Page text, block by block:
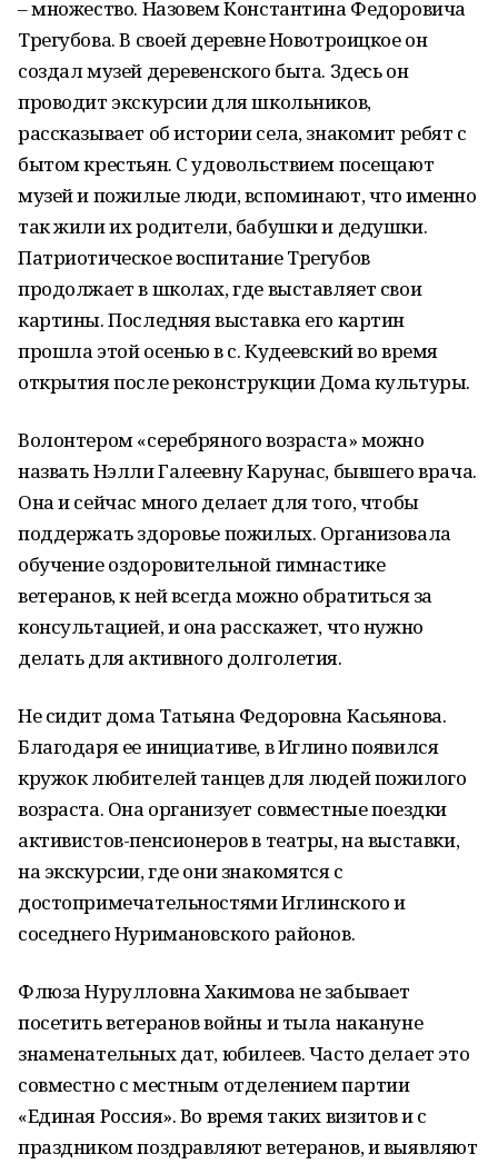
– множество. Назовем Константина Федоровича
Трегубова. В своей деревне Новотроицкое он
создал музей деревенского быта. Здесь он
проводит экскурсии для школьников,
рассказывает об истории села, знакомит ребят с
бытом крестьян. С удовольствием посещают
музей и пожилые люди, вспоминают, что именно
так жили их родители, бабушки и дедушки.
Патриотическое воспитание Трегубов
продолжает в школах, где выставляет свои
картины. Последняя выставка его картин
прошла этой осенью в с. Кудеевский во время
открытия после реконструкции Дома культуры.
Волонтером «серебряного возраста» можно
назвать Нэлли Галеевну Карунас, бывшего врача.
Она и сейчас много делает для того, чтобы
поддержать здоровье пожилых. Организовала
обучение оздоровительной гимнастике
ветеранов, к ней всегда можно обратиться за
консультацией, и она расскажет, что нужно
делать для активного долголетия.
Не сидит дома Татьяна Федоровна Касьянова.
Благодаря ее инициативе, в Иглино появился
кружок любителей танцев для людей пожилого
возраста. Она организует совместные поездки
активистов-пенсионеров в театры, на выставки,
на экскурсии, где они знакомятся с
достопримечательностями Иглинского и
соседнего Нуримановского районов.
Флюза Нурулловна Хакимова не забывает
посетить ветеранов войны и тыла накануне
знаменательных дат, юбилеев. Часто делает это
совместно с местным отделением партии
«Единая Россия». Во время таких визитов и с
праздником поздравляют ветеранов, и выявляют